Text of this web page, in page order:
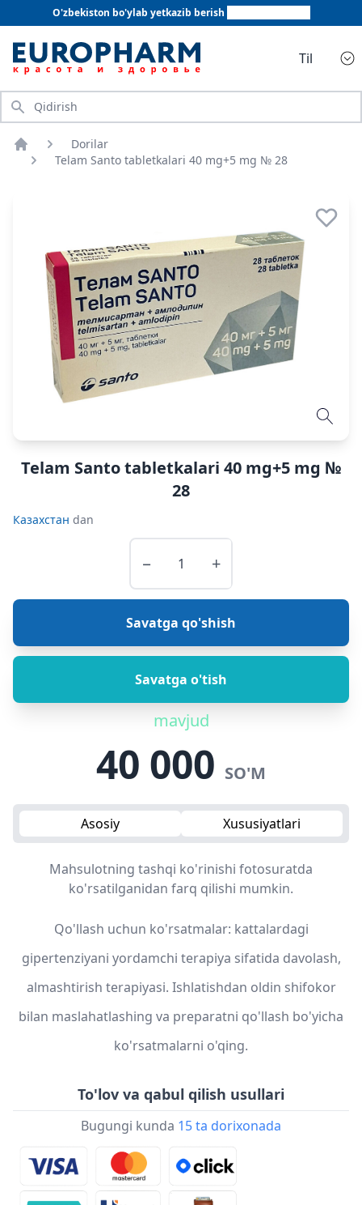
O'zbekiston bo'ylab yetkazib berish
Til
Qidirish
Bosh sahifa
Dorilar
Telam Santo tabletkalari 40 mg+5 mg № 28
Telam Santo tabletkalari 40 mg+5 mg №
28
Казахстан dan
− +
Savatga qo'shish
Savatga o'tish
mavjud
40 000 SO'M
Asosiy Xususiyatlari
Mahsulotning tashqi ko'rinishi fotosuratda
ko'rsatilganidan farq qilishi mumkin.
Qo'llash uchun ko'rsatmalar: kattalardagi
gipertenziyani yordamchi terapiya sifatida davolash,
almashtirish terapiyasi. Ishlatishdan oldin shifokor
bilan maslahatlashing va preparatni qo'llash bo'yicha
ko'rsatmalarni o'qing.
To'lov va qabul qilish usullari
Bugungi kunda 15 ta dorixonada